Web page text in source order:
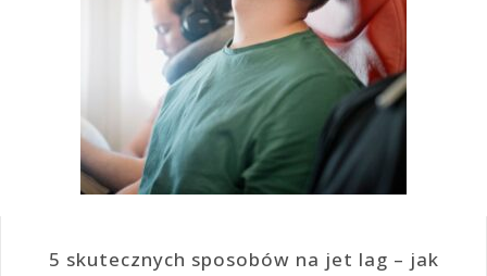
5 skutecznych sposobów na jet lag – jak